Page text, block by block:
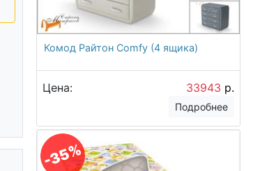
Комод Райтон Comfy (4 ящика)
Цена: 33943 р.
Подробнее
-35%